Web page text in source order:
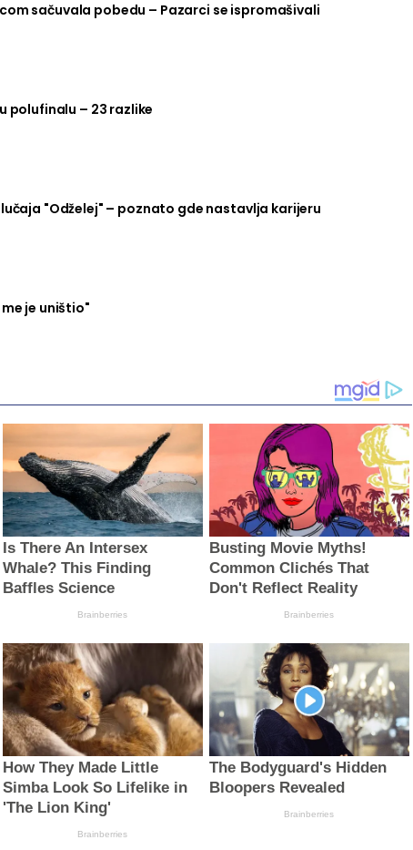
sačuvala pobedu – Pazarci se ispromašivali
polufinalu – 23 razlike
"Odželej" – poznato gde nastavlja karijeru
je uništio"
Is There An Intersex
Whale? This Finding
Baffles Science
Brainberries
Busting Movie Myths!
Common Clichés That
Don't Reflect Reality
Brainberries
How They Made Little
Simba Look So Lifelike in
'The Lion King'
Brainberries
The Bodyguard's Hidden
Bloopers Revealed
Brainberries